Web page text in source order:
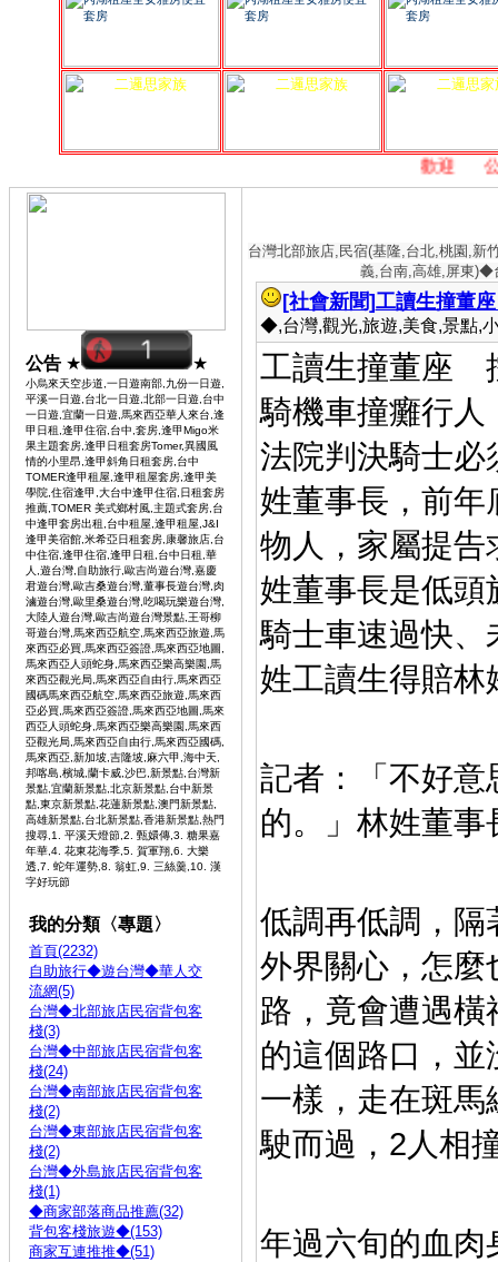
歡迎, 公益
公告 ★ ★
小烏來天空步道,一日遊南部,九份一日遊,
平溪一日遊,台北一日遊,北部一日遊,台中
一日遊,宜蘭一日遊,馬來西亞華人來台,逢
甲日租,逢甲住宿,台中,套房,逢甲Migo米
果主題套房,逢甲日租套房Tomer,異國風
情的小里昂,逢甲斜角日租套房,台中
TOMER逢甲租屋,逢甲租屋套房,逢甲美
學院,住宿逢甲,大台中逢甲住宿,日租套房
推薦,TOMER 美式鄉村風,主題式套房,台
中逢甲套房出租,台中租屋,逢甲租屋,J&I
逢甲美宿館,米希亞日租套房,康馨旅店,台
中住宿,逢甲住宿,逢甲日租,台中日租,華
人,遊台灣,自助旅行,歐吉尚遊台灣,嘉慶
君遊台灣,歐吉桑遊台灣,董事長遊台灣,肉
滷遊台灣,歐里桑遊台灣,吃喝玩樂遊台灣,
大陸人遊台灣,歐吉尚遊台灣景點,王哥柳
哥遊台灣,馬來西亞航空,馬來西亞旅遊,馬
來西亞必買,馬來西亞簽證,馬來西亞地圖,
馬來西亞人頭蛇身,馬來西亞樂高樂園,馬
來西亞觀光局,馬來西亞自由行,馬來西亞
國碼馬來西亞航空,馬來西亞旅遊,馬來西
亞必買,馬來西亞簽證,馬來西亞地圖,馬來
西亞人頭蛇身,馬來西亞樂高樂園,馬來西
亞觀光局,馬來西亞自由行,馬來西亞國碼,
馬來西亞,新加坡,吉隆坡,麻六甲,海中天,
邦喀島,檳城,蘭卡威,沙巴,新景點,台灣新
景點,宜蘭新景點,北京新景點,台中新景
點,東京新景點,花蓮新景點,澳門新景點,
高雄新景點,台北新景點,香港新景點,熱門
搜尋,1. 平溪天燈節,2. 甄嬛傳,3. 糖果嘉
年華,4. 花東花海季,5. 賀軍翔,6. 大樂
透,7. 蛇年運勢,8. 翁虹,9. 三絲羹,10. 漢
字好玩節
我的分類〈專題〉
首頁(2232)
自助旅行◆遊台灣◆華人交
流網(5)
台灣◆北部旅店民宿背包客
棧(3)
台灣◆中部旅店民宿背包客
棧(24)
台灣◆南部旅店民宿背包客
棧(2)
台灣◆東部旅店民宿背包客
棧(2)
台灣◆外島旅店民宿背包客
棧(1)
◆商家部落商品推薦(32)
背包客棧旅遊◆(153)
商家互連推推◆(51)
台灣北部旅店,民宿(基隆,台北,桃園,
義,台南,高雄,屏東)◆
[社會新聞]工讀生撞董
◆,台灣,觀光,旅遊,美食,景點,
工讀生撞董座
騎機車撞癱行人
法院判決騎士必
姓董事長，前
物人，家屬提告
姓董事長是低
騎士車速過快、
姓工讀生得賠林
記者：「不好意
的。」林姓董
低調再低調，隔
外界關心，怎麼
路，竟會遭遇
的這個路口，
一樣，走在斑
駛而過，2人相
年過六旬的血肉